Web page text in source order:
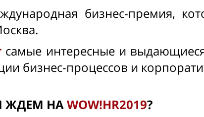
бизнес-премия,
самые интересные и
бизнес-процессов и
ЖДЕМ НАWOW!HR2019?